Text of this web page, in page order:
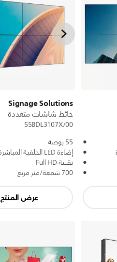
Signage Solutions
حائط شاشات متعددة
55BDL3107X/00
55 بوصة
إضاءة LED الخلفية المباشرة
تقنية Full HD
700 شمعة/متر مربع
عرض المنتج